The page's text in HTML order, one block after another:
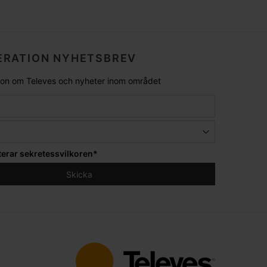
NYHETSBREV
om Televes och nyheter inom området
sekretessvilkoren*